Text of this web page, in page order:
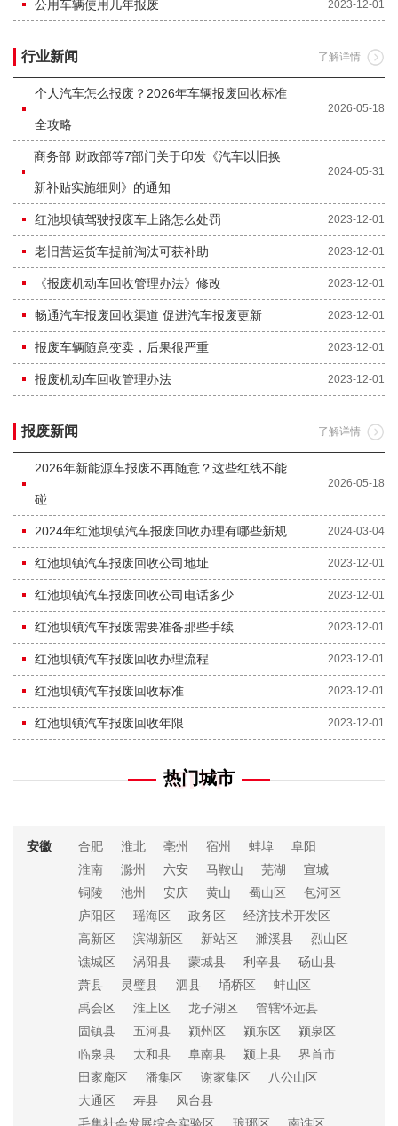
公用车辆使用几年报废 2023-12-01
行业新闻 了解详情
个人汽车怎么报废？2026年车辆报废回收标准
全攻略
2026-05-18
商务部 财政部等7部门关于印发《汽车以旧换
新补贴实施细则》的通知
2024-05-31
红池坝镇驾驶报废车上路怎么处罚 2023-12-01
老旧营运货车提前淘汰可获补助 2023-12-01
《报废机动车回收管理办法》修改 2023-12-01
畅通汽车报废回收渠道 促进汽车报废更新 2023-12-01
报废车辆随意变卖，后果很严重 2023-12-01
报废机动车回收管理办法 2023-12-01
报废新闻 了解详情
2026年新能源车报废不再随意？这些红线不能
碰
2026-05-18
2024年红池坝镇汽车报废回收办理有哪些新规 2024-03-04
红池坝镇汽车报废回收公司地址 2023-12-01
红池坝镇汽车报废回收公司电话多少 2023-12-01
红池坝镇汽车报废需要准备那些手续 2023-12-01
红池坝镇汽车报废回收办理流程 2023-12-01
红池坝镇汽车报废回收标准 2023-12-01
红池坝镇汽车报废回收年限 2023-12-01
CITY
热门城市
安徽 合肥 淮北 亳州 宿州 蚌埠
阜阳
淮南
滁州 六安 马鞍山 芜湖
宣城
铜陵
池州 安庆 黄山 蜀山区
包河区
庐阳区
瑶海区 政务区
经济技术开发区
高新区
滨湖新区 新站区 濉溪县
烈山区
谯城区
涡阳县 蒙城县 利辛县
砀山县
萧县
灵璧县 泗县 埇桥区
蚌山区
禹会区
淮上区 龙子湖区
管辖怀远县
固镇县
五河县 颍州区 颍东区
颍泉区
临泉县
太和县 阜南县 颍上县
界首市
田家庵区
潘集区 谢家集区
八公山区
大通区
寿县
凤台县
毛集社会发展综合实验区
琅琊区 南谯区